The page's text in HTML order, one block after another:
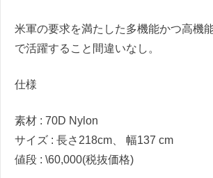
米軍の要求を満たした多機能かつ高機
で活躍すること間違いなし。
仕様
素材 : 70D Nylon
サイズ : 長さ218cm、 幅137 cm
値段 : \60,000(税抜価格)